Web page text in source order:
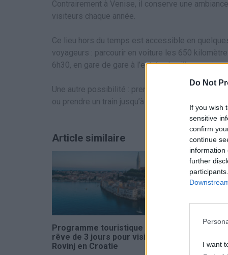
Do Not
If you wish
sensitive
confirm
continue
information
further
I want
Contrairement à Venise, il conserve une
visiteurs chaque année.
Ce lieu hors du temps est accessible en
voyageurs : parcourir en voiture les 650
6h30, en gare de gare à l’entrée du village,
Une autre possibilité : prendre un train de Paris
ou prendre un train jusqu’à Steenwijk, puis
Article similaire
Programme touristique de
rêve de 3 jours pour visiter
Rovinj en Croatie
Les 7
racontent